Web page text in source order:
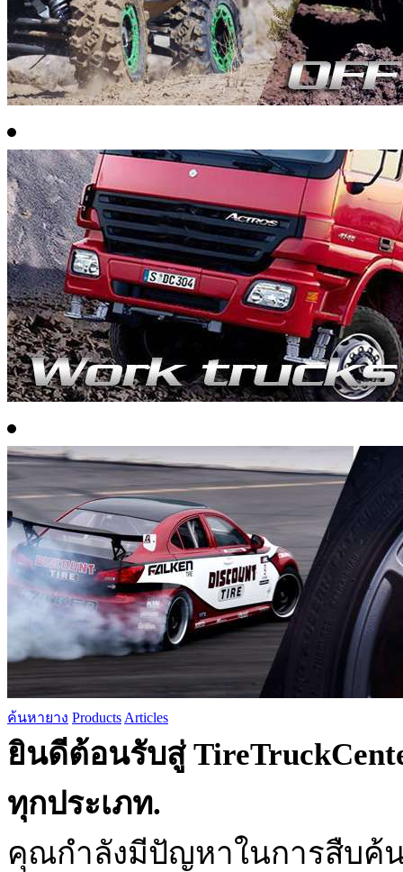
ค้นหายาง Products Articles
ยินดีต้อนรับสู่
ทุกประเภท.
คุณกำลังมีปัญหาในการสืบค้